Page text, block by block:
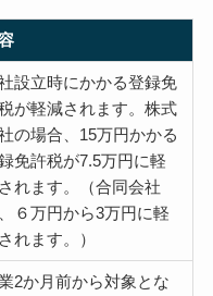
設立時にかかる登録免
が軽減されます。株式
の場合、15万円かかる
免許税が7.5万円に軽
れます。（合同会社
６万円から3万円に軽
れます。）
2か月前から対象とな